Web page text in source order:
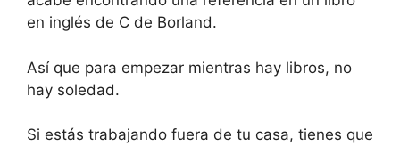
en inglés de C de Borland.
Así que para empezar mientras hay libros, no
hay soledad.
Si estás trabajando fuera de tu casa, tienes que